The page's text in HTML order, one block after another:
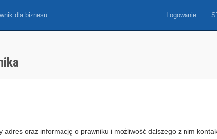
dla biznesu Logowanie
adres oraz informację o prawniku i możliwość dalszego z nim